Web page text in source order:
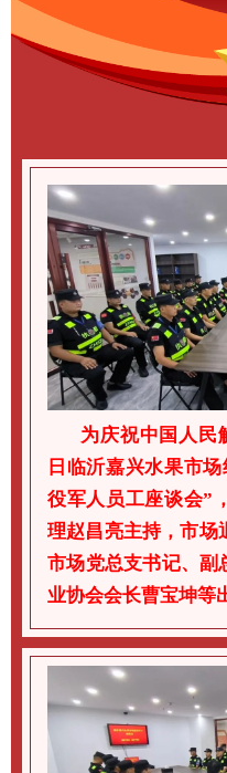
为庆祝中国人民
日临沂嘉兴水果市
役军人员工座谈会”
理赵昌亮主持，市场
市场党总支书记、副
业协会会长曹宝坤等